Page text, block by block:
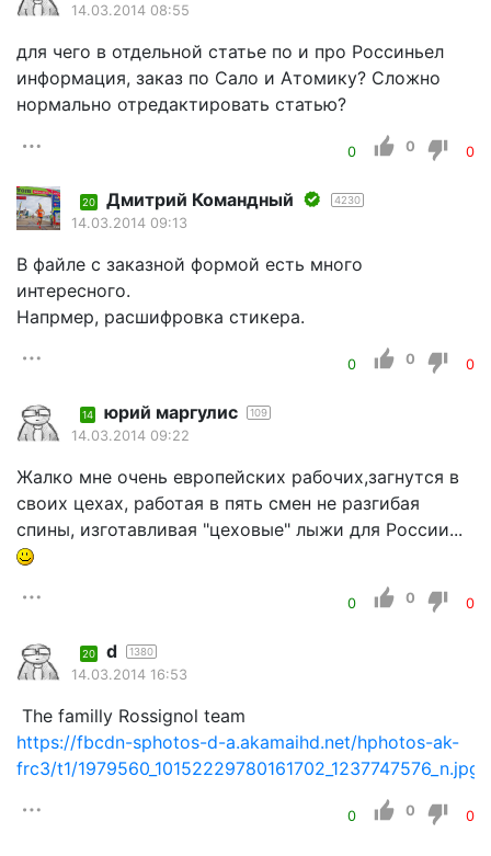
14.03.2014 08:55
для чего в отдельной статье по и про Россиньел
информация, заказ по Сало и Атомику? Сложно
нормально отредактировать статью?
0 0 0
20 Дмитрий Командный 4230
14.03.2014 09:13
В файле с заказной формой есть много
интересного.
Напрмер, расшифровка стикера.
0 0 0
14 юрий маргулис 109
14.03.2014 09:22
Жалко мне очень европейских рабочих,загнутся в
своих цехах, работая в пять смен не разгибая
спины, изготавливая "цеховые" лыжи для России...
0 0 0
20 d 1380
14.03.2014 16:53
The familly Rossignol team
https://fbcdn-sphotos-d-a.akamaihd.net/hphotos-ak-
frc3/t1/1979560_10152229780161702_1237747576_n.jpg
0 0 0